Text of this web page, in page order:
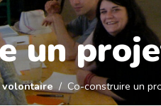
un
volontaire Co-construire un